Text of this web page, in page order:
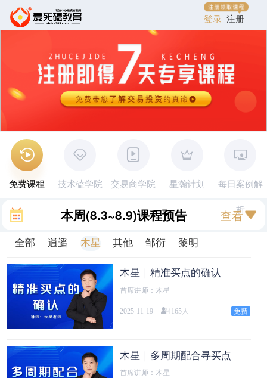
登录 注册
免费课程 技术磕学院 交易商学院 星瀚计划 每日案例解
析
本周(8.3~8.9)课程预告 查看
全部 逍遥 木星 其他 邹衍 黎明
木星｜精准买点的确认
首席讲师：木星
2025-11-19 4165人
木星｜多周期配合寻买点
首席讲师：木星